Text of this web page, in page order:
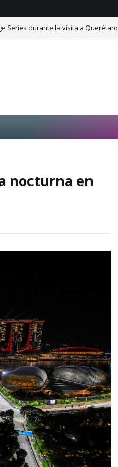
Series durante la visita a Querétaro
nocturna en